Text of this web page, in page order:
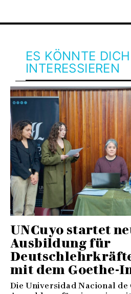
ES KÖNNTE DICH
INTERESSIEREN
UNCuyo startet
Ausbildung für
mit dem Goethe-
Die Universidad Nacional